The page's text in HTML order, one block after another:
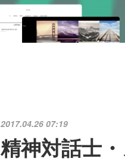
2017.04.26 07:19
精神対話士